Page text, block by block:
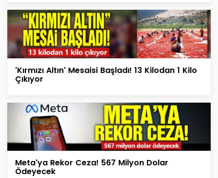
'Kırmızı Altın' Mesaisi Başladı! 13 Kilodan 1 Kilo
Çıkıyor
Meta'ya Rekor Ceza! 567 Milyon Dolar
Ödeyecek